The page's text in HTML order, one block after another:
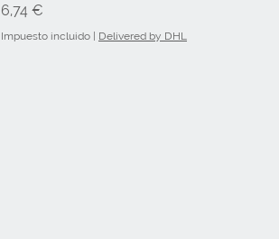
Precio
6,74 €
Impuesto incluido Delivered by DHL